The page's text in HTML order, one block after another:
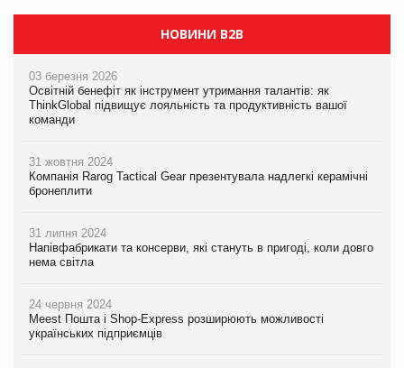
НОВИНИ B2B
03 березня 2026
Освітній бенефіт як інструмент утримання талантів: як
ThinkGlobal підвищує лояльність та продуктивність вашої
команди
31 жовтня 2024
Компанія Rarog Tactical Gear презентувала надлегкі керамічні
бронеплити
31 липня 2024
Напівфабрикати та консерви, які стануть в пригоді, коли довго
нема світла
24 червня 2024
Meest Пошта і Shop-Express розширюють можливості
українських підприємців